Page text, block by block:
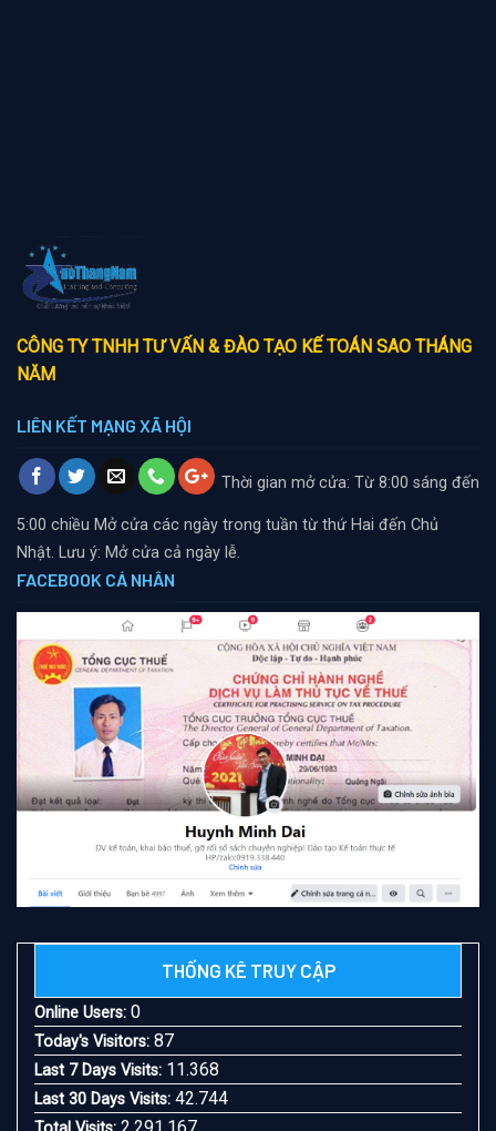
CÔNG TY TNHH TƯ VẤN & ĐÀO TẠO KẾ TOÁN SAO THÁNG
NĂM
LIÊN KẾT MẠNG XÃ HỘI
Thời gian mở cửa: Từ 8:00 sáng đến
5:00 chiều Mở cửa các ngày trong tuần từ thứ Hai đến Chủ
Nhật. Lưu ý: Mở cửa cả ngày lễ.
FACEBOOK CÁ NHÂN
THỐNG KÊ TRUY CẬP
Online Users: 0
Today's Visitors: 87
Last 7 Days Visits: 11.368
Last 30 Days Visits: 42.744